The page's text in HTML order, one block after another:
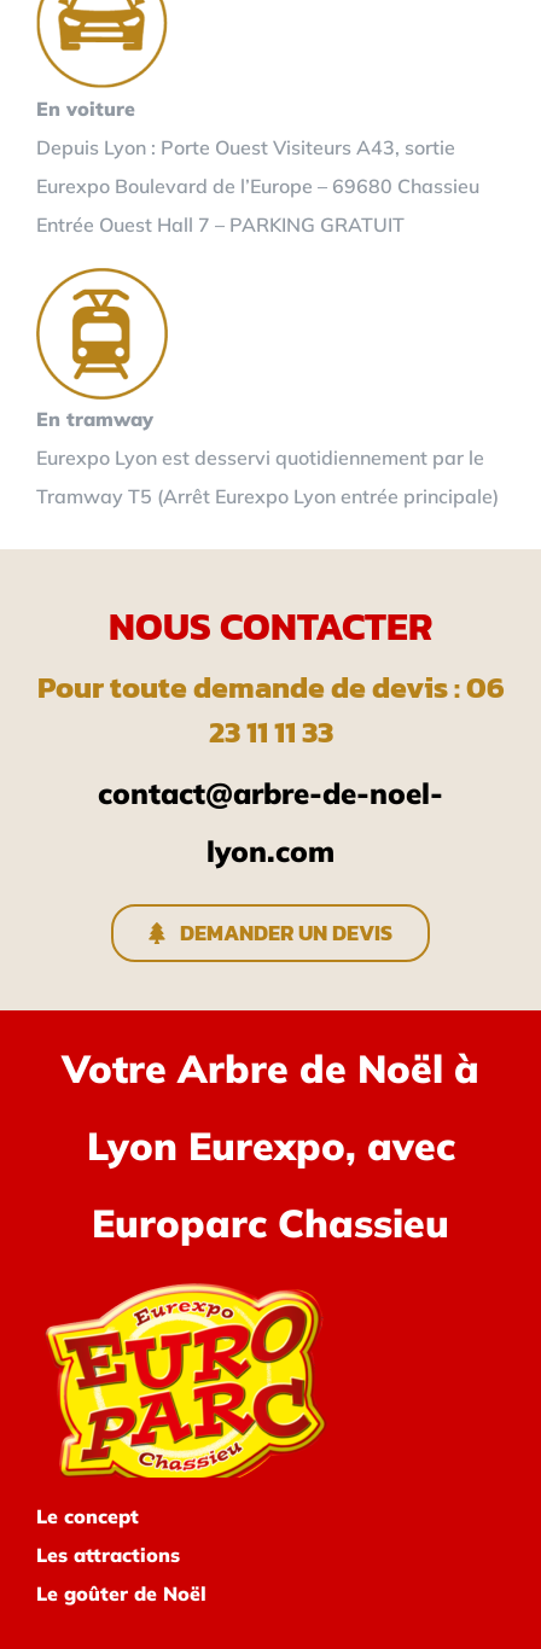
En voiture
Depuis Lyon : Porte Ouest Visiteurs A43, sortie
Eurexpo Boulevard de l’Europe – 69680 Chassieu
Entrée Ouest Hall 7 – PARKING GRATUIT
En tramway
Eurexpo Lyon est desservi quotidiennement par le
Tramway T5 (Arrêt Eurexpo Lyon entrée principale)
NOUS CONTACTER
Pour toute demande de devis : 06
23 11 11 33
contact@arbre-de-noel-
lyon.com
DEMANDER UN DEVIS
Votre Arbre de Noël à
Lyon Eurexpo, avec
Europarc Chassieu
Le concept
Les attractions
Le goûter de Noël